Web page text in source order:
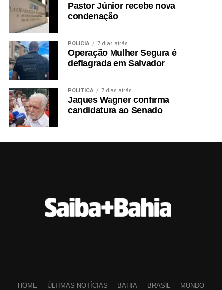
Pastor Júnior recebe nova
condenação
POLÍCIA 7 dias atrás
Operação Mulher Segura é
deflagrada em Salvador
POLÍTICA 7 dias atrás
Jaques Wagner confirma
candidatura ao Senado
HOME ÚLTIMAS NOTÍCIAS BAHIA BRASIL MUNDO